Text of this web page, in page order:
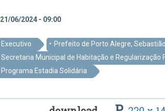
21/06/2024 - 09:00
Executivo Prefeito de Porto Alegre,
Secretaria Municipal de Habitação e Regularização
Programa Estadia Solidária